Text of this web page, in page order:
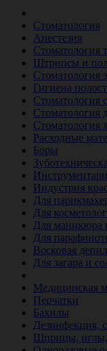
Стоматология
Анестезия
Стоматология
Штрипсы и
Стоматология
Гигиена
Стоматология
Стоматология
Стоматология
Расходные
Боры
Индустрия
Для
Для
Для маникюра
Для
Восковая
Для загара и
Медицинская
Перчатки
Бахилы
Дезинфекция,
Шприцы, иглы,